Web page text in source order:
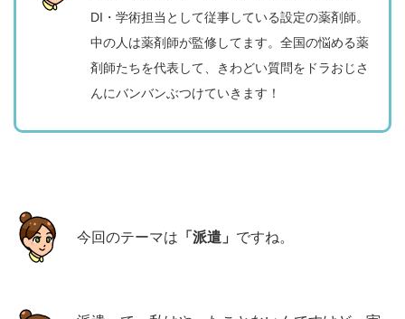
DI・学術担当として従事している設定の薬剤師。
中の人は薬剤師が監修してます。全国の悩める薬
剤師たちを代表して、きわどい質問をドラおじさ
んにバンバンぶつけていきます！
今回のテーマは 「派遣」 ですね。